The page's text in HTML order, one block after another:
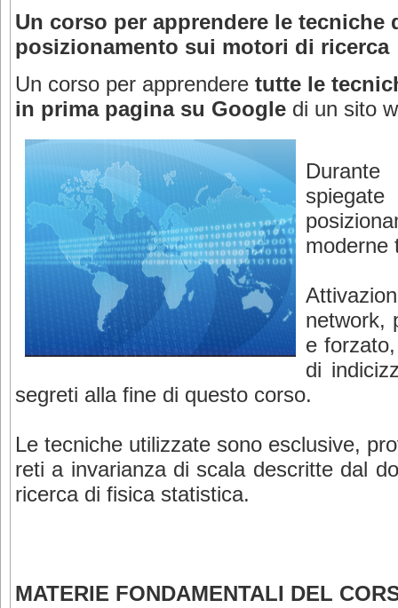
Un corso per apprendere le tecniche
posizionamento sui motori di ricerca
Un corso per apprendere tutte le
in prima pagina su Google di un sito
moderne
network,
e
di
segreti alla fine di questo corso.
Le tecniche utilizzate sono esclusive,
reti a invarianza di scala descritte dal
ricerca di fisica statistica.
MATERIE FONDAMENTALI DEL